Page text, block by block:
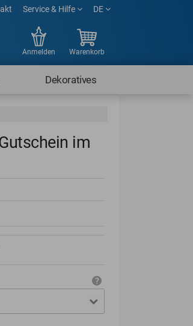
Service & Hilfe DE
Anmelden Warenkorb
Dekoratives
im